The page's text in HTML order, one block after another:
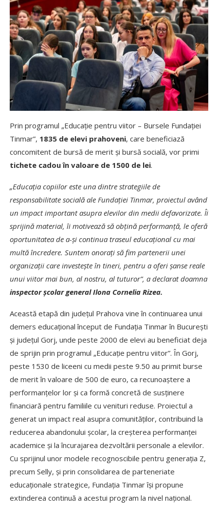
Prin programul „Educație pentru viitor – Bursele Fundației
Tinmar”, 1835 de elevi prahoveni, care beneficiază
concomitent de bursă de merit și bursă socială, vor primi
tichete cadou în valoare de 1500 de lei.
„Educația copiilor este una dintre strategiile de
responsabilitate socială ale Fundației Tinmar, proiectul având
un impact important asupra elevilor din medii defavorizate. Îi
sprijină material, îi motivează să obțină performanță, le oferă
oportunitatea de a-și continua traseul educațional cu mai
multă încredere. Suntem onorați să fim partenerii unei
organizații care investește în tineri, pentru a oferi șanse reale
unui viitor mai bun, al nostru, al tuturor”, a declarat doamna
inspector școlar general Ilona Cornelia Rizea.
Această etapă din județul Prahova vine în continuarea unui
demers educațional început de Fundația Tinmar în București
și județul Gorj, unde peste 2000 de elevi au beneficiat deja
de sprijin prin programul „Educație pentru viitor”. În Gorj,
peste 1530 de liceeni cu medii peste 9.50 au primit burse
de merit în valoare de 500 de euro, ca recunoaștere a
performanțelor lor și ca formă concretă de susținere
financiară pentru familiile cu venituri reduse. Proiectul a
generat un impact real asupra comunităților, contribuind la
reducerea abandonului școlar, la creșterea performanței
academice și la încurajarea dezvoltării personale a elevilor.
Cu sprijinul unor modele recognoscibile pentru generația Z,
precum Selly, și prin consolidarea de parteneriate
educaționale strategice, Fundația Tinmar își propune
extinderea continuă a acestui program la nivel național.